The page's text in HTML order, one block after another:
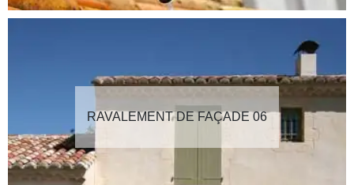
RAVALEMENT DE FAÇADE 06